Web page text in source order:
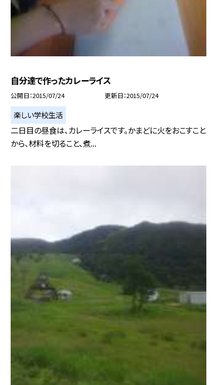
自分達で作ったカレーライス
公開日 2015/07/24 更新日 2015/07/24
楽しい学校生活
二日目の昼食は、カレーライスです。かまどに火をおこすこと
から、材料を切ること、煮...